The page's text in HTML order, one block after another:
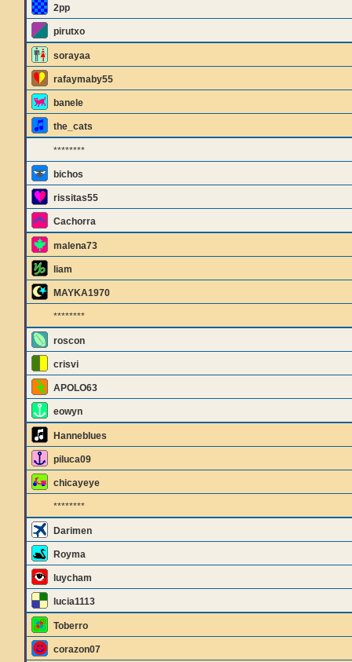
2pp
pirutxo
sorayaa
rafaymaby55
banele
the_cats
********
bichos
rissitas55
Cachorra
malena73
liam
MAYKA1970
********
roscon
crisvi
APOLO63
eowyn
Hanneblues
piluca09
chicayeye
********
Darimen
Royma
luycham
lucia1113
Toberro
corazon07